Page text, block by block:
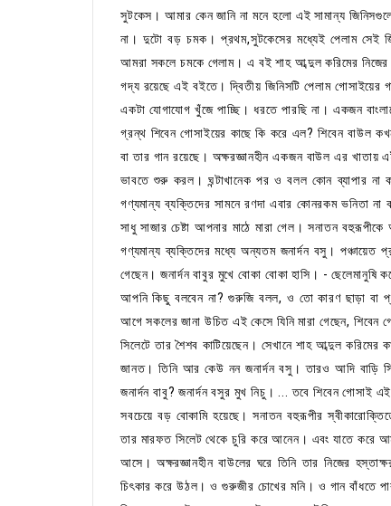
সুটকেস। আমার কেন জানি না মনে হলো এই সামান্য
না। দুটো বড় চমক। প্রথম,সুটকেসের মধ্যেই পেলাম সেই
আমরা সকলে চমকে গেলাম। এ বই শাহ আব্দুল করিমের
গদ্য রয়েছে এই বইতে। দ্বিতীয় জিনিসটি পেলাম গোসাইয়ের
একটা যোগাযোগ খুঁজে পাচ্ছি। ধরতে পারছি না। একজন
গ্রন্থ শিবেন গোসাইয়ের কাছে কি করে এল? শিবেন বাউল
বা তার গান রয়েছে। অক্ষরজ্ঞানহীন একজন বাউল এর খাতায়
ভাবতে শুরু করল। ঘন্টাখানেক পর ও বলল কোন ব্যাপার না
গণ্যমান্য ব্যক্তিদের সামনে রণদা এবার কোনরকম ভনিতা
সাধু সাজার চেষ্টা আপনার মাঠে মারা গেল। সনাতন
গণ্যমান্য ব্যক্তিদের মধ্যে অন্যতম জনার্দন বসু। পঞ্চায়েত
গেছেন। জনার্দন বাবুর মুখে বোকা বোকা হাসি। - ছেলেমানুষি
আপনি কিছু বলবেন না? গুরুজি বলল, ও তো কারণ ছাড়া বা
আগে সকলের জানা উচিত এই কেসে যিনি মারা গেছেন, শিবেন
সিলেটে তার শৈশব কাটিয়েছেন। সেখানে শাহ আব্দুল
জানত। তিনি আর কেউ নন জনার্দন বসু। তারও আদি বাড়ি
জনার্দন বাবু? জনার্দন বসুর মুখ নিচু। ... তবে শিবেন
সবচেয়ে বড় বোকামি হয়েছে। সনাতন বহুরূপীর
তার মারফত সিলেট থেকে চুরি করে আনেন। এবং যাতে করে
আসে। অক্ষরজ্ঞানহীন বাউলের ঘরে তিনি তার নিজের
চিৎকার করে উঠল। ও গুরুজীর চোখের মনি। ও গান